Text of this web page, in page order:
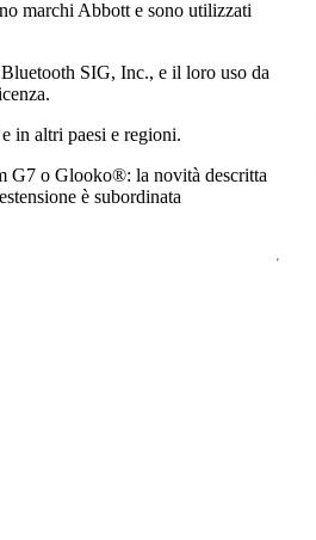
marchi Abbott e sono utilizzati
SIG, Inc., e il loro uso da
in altri paesi e regioni.
G7 o Glooko®: la novità descritta
è subordinata